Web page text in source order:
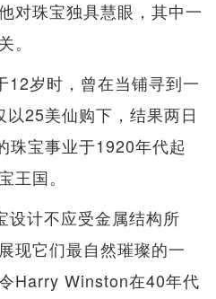
对珠宝独具慧眼，其中一
。
岁时，曾在当铺寻到一
25美仙购下，结果两日
珠宝事业于1920年代起
王国。
计不应受金属结构所
现它们最自然璀璨的一
Harry Winston在40年代